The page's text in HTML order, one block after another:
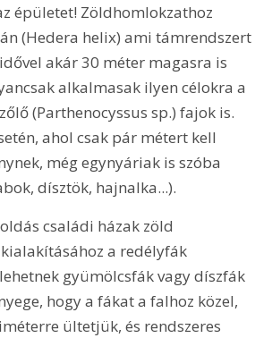
épületet! Zöldhomlokzathoz
(Hedera helix) ami támrendszert
akár 30 méter magasra is
alkalmasak ilyen célokra a
(Parthenocyssus sp.) fajok is.
ahol csak pár métert kell
még egynyáriak is szóba
dísztök, hajnalka...).
a redélyfák
gyümölcsfák vagy díszfák
hogy a fákat a falhoz közel,
ültetjük, és rendszeres